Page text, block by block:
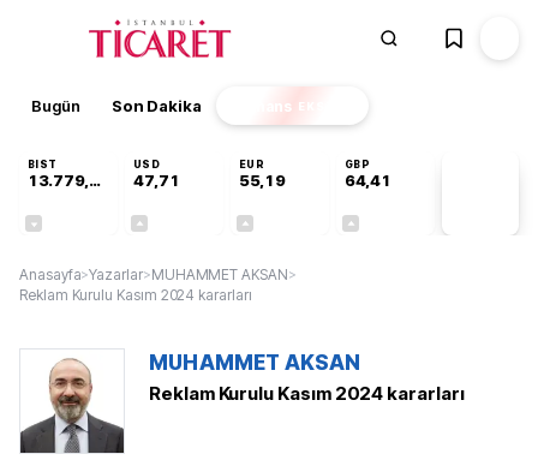
Bugün Son Dakika Finans EKSTRA
BIST
13.779,39
USD
47,71
EUR
55,19
GBP
64,41
Anasayfa>Yazarlar>MUHAMMET AKSAN>
Reklam Kurulu Kasım 2024 kararları
MUHAMMET AKSAN
Reklam Kurulu Kasım 2024 kararları